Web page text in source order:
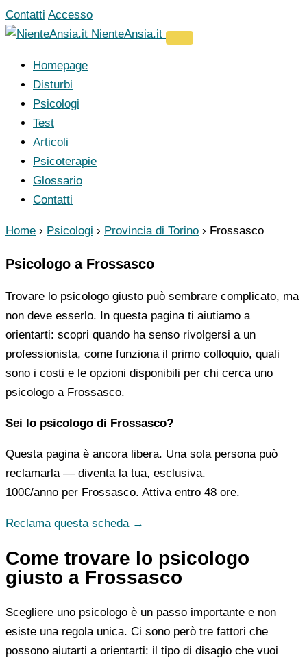
Vai
al
Contatti Accesso
NienteAnsia.it
Homepage
Disturbi
Psicologi
Test
Articoli
Psicoterapie
Glossario
Contatti
Home › Psicologi › Provincia di Torino › Frossasco
Psicologo a Frossasco
Trovare lo psicologo giusto può sembrare complicato, ma
non deve esserlo. In questa pagina ti aiutiamo a
orientarti: scopri quando ha senso rivolgersi a un
professionista, come funziona il primo colloquio, quali
sono i costi e le opzioni disponibili per chi cerca uno
psicologo a Frossasco.
Sei lo psicologo di Frossasco?
Questa pagina è ancora libera. Una sola persona può
reclamarla — diventa la tua, esclusiva.
100€/anno per Frossasco. Attiva entro 48 ore.
Reclama questa scheda →
Come trovare lo psicologo
giusto a Frossasco
Scegliere uno psicologo è un passo importante e non
esiste una regola unica. Ci sono però tre fattori che
possono aiutarti a orientarti: il tipo di disagio che vuoi